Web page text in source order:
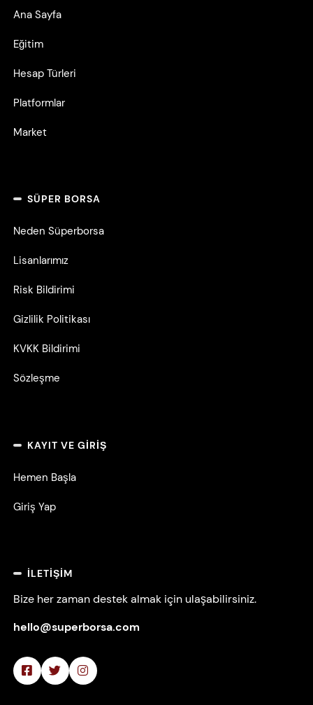
Ana Sayfa
Eğitim
Hesap Türleri
Platformlar
Market
SÜPER BORSA
Neden Süperborsa
Lisanlarımız
Risk Bildirimi
Gizlilik Politikası
KVKK Bildirimi
Sözleşme
KAYIT VE GIRIŞ
Hemen Başla
Giriş Yap
İLETIŞIM
Bize her zaman destek almak için ulaşabilirsiniz.
hello@superborsa.com